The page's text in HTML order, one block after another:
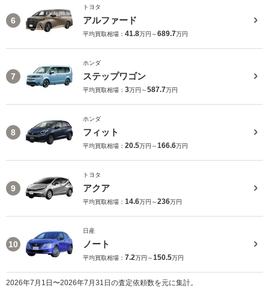
6
トヨタ
アルファード
平均買取相場： 41.8万円～689.7万円
7
ホンダ
ステップワゴン
平均買取相場： 3万円～587.7万円
8
ホンダ
フィット
平均買取相場： 20.5万円～166.6万円
9
トヨタ
アクア
平均買取相場： 14.6万円～236万円
10
日産
ノート
平均買取相場： 7.2万円～150.5万円
2026年7月1日〜2026年7月31日の査定依頼数を元に集計。